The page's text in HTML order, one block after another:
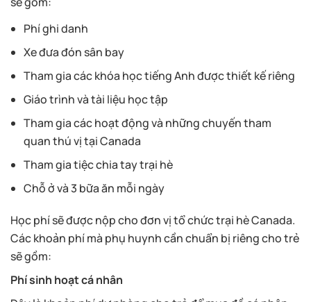
Phí ghi danh
Xe đưa đón sân bay
Tham gia các khóa học tiếng Anh được thiết kế riêng
Giáo trình và tài liệu học tập
Tham gia các hoạt động và những chuyến tham
quan thú vị tại Canada
Tham gia tiệc chia tay trại hè
Chỗ ở và 3 bữa ăn mỗi ngày
Học phí sẽ được nộp cho đơn vị tổ chức trại hè Canada.
Các khoản phí mà phụ huynh cần chuẩn bị riêng cho trẻ
sẽ gồm:
Phí sinh hoạt cá nhân